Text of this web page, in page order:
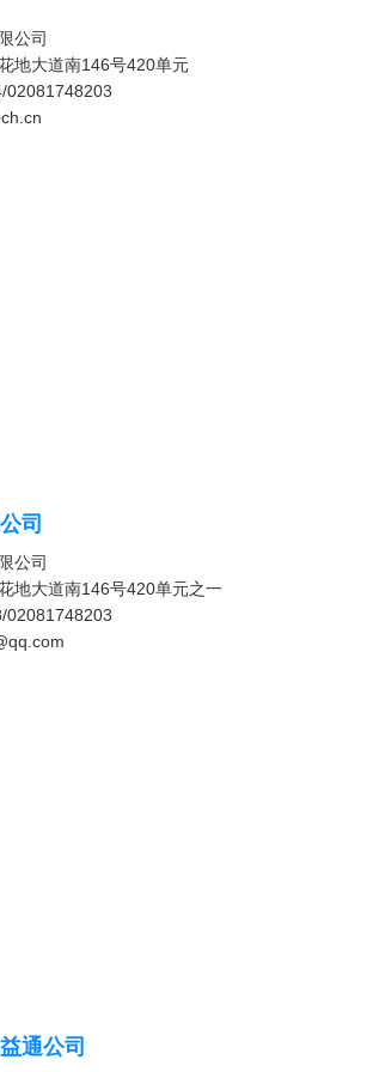
公司
地大道南146号420单元
02081748203
司
公司
地大道南146号420单元之一
02081748203
通公司